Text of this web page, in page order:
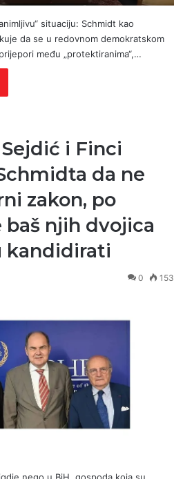
situaciju: Schmidt kao
da se u redovnom demokratskom
među „protektiranima“,…
i Finci
da ne
zakon, po
baš njih dvojica
kandidirati
0 153